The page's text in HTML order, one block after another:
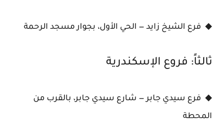
◆ فرع الشيخ زايد — الحي الأول، بجوار مسجد الرحمة
ثالثاً: فروع الإسكندرية
◆ فرع سيدي جابر — شارع سيدي جابر، بالقرب من
المحطة